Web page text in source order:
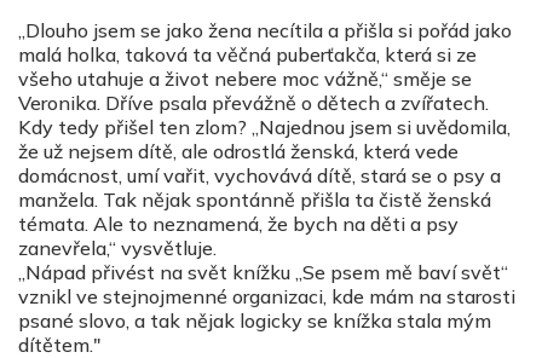
„Dlouho jsem se jako žena necítila a přišla si pořád jako
malá holka, taková ta věčná puberťakča, která si ze
všeho utahuje a život nebere moc vážně,“ směje se
Veronika. Dříve psala převážně o dětech a zvířatech.
Kdy tedy přišel ten zlom? „Najednou jsem si uvědomila,
že už nejsem dítě, ale odrostlá ženská, která vede
domácnost, umí vařit, vychovává dítě, stará se o psy a
manžela. Tak nějak spontánně přišla ta čistě ženská
témata. Ale to neznamená, že bych na děti a psy
zanevřela,“ vysvětluje.
„Nápad přivést na svět knížku „Se psem mě baví svět“
vznikl ve stejnojmenné organizaci, kde mám na starosti
psané slovo, a tak nějak logicky se knížka stala mým
dítětem."